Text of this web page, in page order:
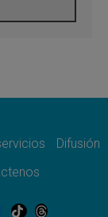
en Roma en
una buena
Difusión